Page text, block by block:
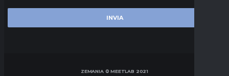
ZEMANIA © MEETLAB 2021